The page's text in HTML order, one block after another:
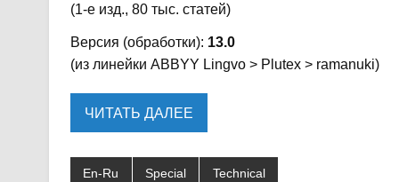
(1-е изд., 80 тыс. статей)
Версия (обработки): 13.0
(из линейки ABBYY Lingvo > Plutex > ramanuki)
ЧИТАТЬ ДАЛЕЕ
En-Ru Special Technical